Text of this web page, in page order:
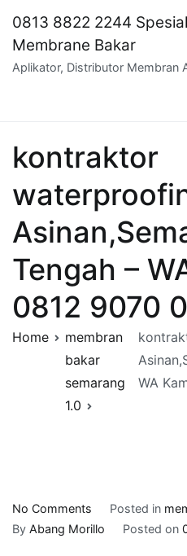
content
0813 8822 2244
Membrane Bakar
Aplikator, Distributor Membran
kontraktor
Tengah –
0812 9070
Home
membran
bakar
semarang
1.0
WA
No Comments
kontraktor
Posted in
By Abang Morillo Posted on